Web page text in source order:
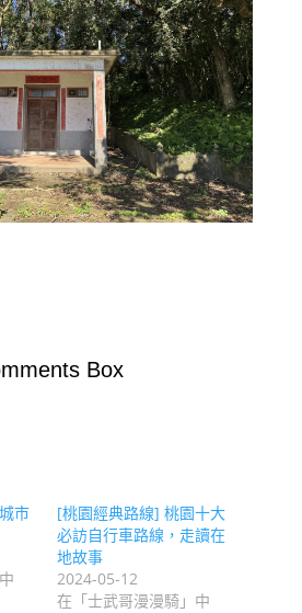
Box
市
[桃園經典路線] 桃園十大
必訪自行車路線，走讀在
地故事
2024-05-12
在「士武哥漫漫騎」中